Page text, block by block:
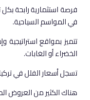
فرصة استثمارية رابحة بكل
في المواسم السياحية.
تتميز بمواقع استراتيجية
الخضراء أو الغابات.
تسجل أسعار الفلل في
هناك الكثير من العروض